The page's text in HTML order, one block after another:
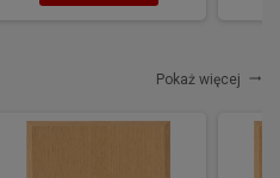
Pokaż więcej trending_flat